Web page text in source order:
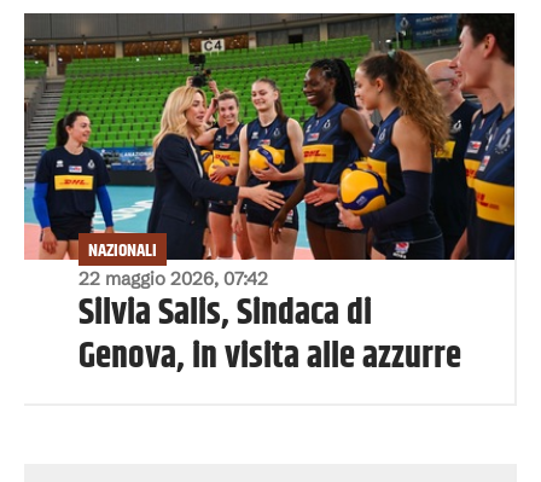
22 maggio 2026, 07:42
NAZIONALI
Silvia Salis, Sindaca di
Genova, in visita alle azzurre